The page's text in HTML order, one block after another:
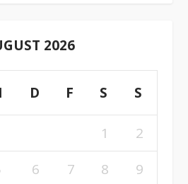
2026
D F S S
1 2
6 7 8
9